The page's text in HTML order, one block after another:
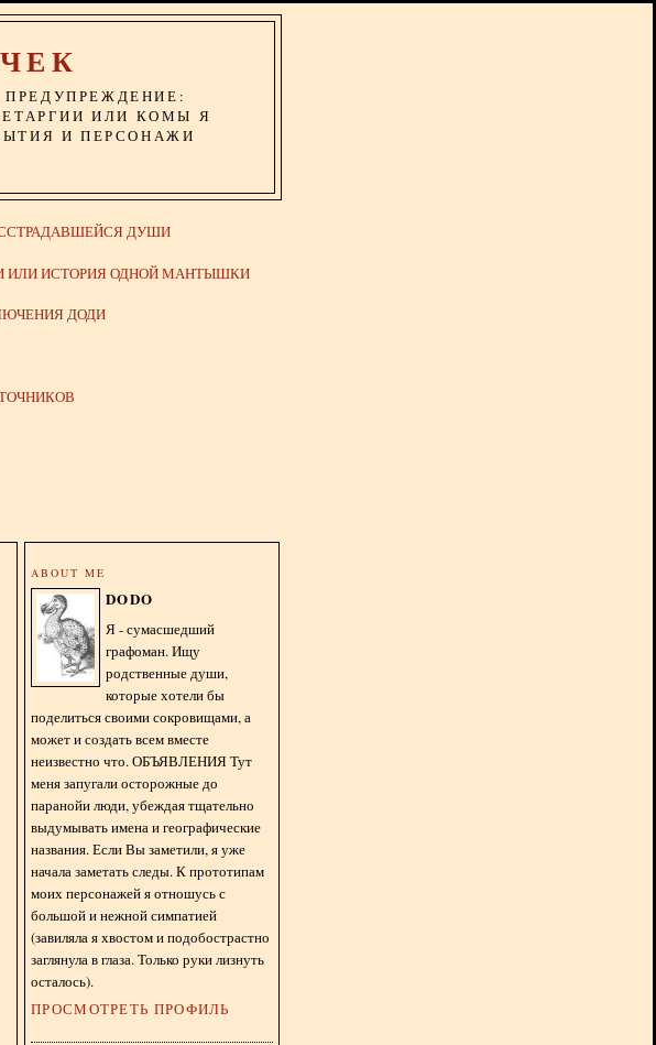
ИЛИ КОМЫ Я
И ПЕРСОНАЖИ
ДУШИ
ИЛИ ИСТОРИЯ ОДНОЙ МАНТЫШКИ
ДОДИ
ABOUT ME
DODO
Я - сумасшедший
графоман. Ищу
родственные души,
которые хотели бы
поделиться своими сокровищами, а
может и создать всем вместе
неизвестно что. ОБЪЯВЛЕНИЯ Тут
меня запугали осторожные до
паранойи люди, убеждая тщательно
выдумывать имена и географические
названия. Если Вы заметили, я уже
начала заметать следы. К прототипам
моих персонажей я отношусь с
большой и нежной симпатией
(завиляла я хвостом и подобострастно
заглянула в глаза. Только руки лизнуть
осталось).
ПРОСМОТРЕТЬ ПРОФИЛЬ